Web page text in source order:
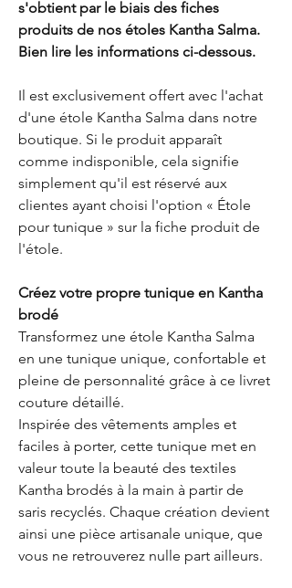
s'obtient par le biais des fiches
produits de nos étoles Kantha Salma.
Bien lire les informations ci-dessous.
Il est exclusivement offert avec l'achat
d'une étole Kantha Salma dans notre
boutique. Si le produit apparaît
comme indisponible, cela signifie
simplement qu'il est réservé aux
clientes ayant choisi l'option « Étole
pour tunique » sur la fiche produit de
l'étole.
Créez votre propre tunique en Kantha
brodé
Transformez une étole Kantha Salma
en une tunique unique, confortable et
pleine de personnalité grâce à ce livret
couture détaillé.
Inspirée des vêtements amples et
faciles à porter, cette tunique met en
valeur toute la beauté des textiles
Kantha brodés à la main à partir de
saris recyclés. Chaque création devient
ainsi une pièce artisanale unique, que
vous ne retrouverez nulle part ailleurs.